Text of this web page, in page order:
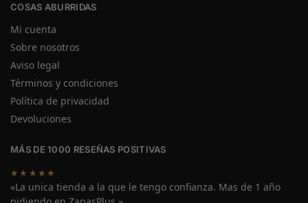
COSAS ABURRIDAS
Mi cuenta
Sobre nosotros
Aviso legal
Términos y condiciones
Política de privacidad
Devoluciones
MÁS DE 1000 RESEÑAS POSITIVAS
★★★★★
«La unica tienda a la que le tengo confianza. Mas de 1 año